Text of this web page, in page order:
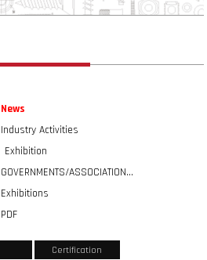
News
Industry Activities
Exhibition
GOVERNMENTS/ASSOCIATIONS/FASTENER GROUPS
Exhibitions
PDF
Certification